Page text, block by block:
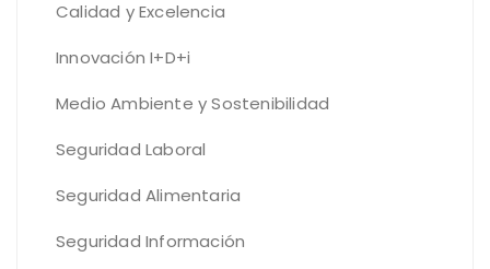
Calidad y Excelencia
Innovación I+D+i
Medio Ambiente y Sostenibilidad
Seguridad Laboral
Seguridad Alimentaria
Seguridad Información